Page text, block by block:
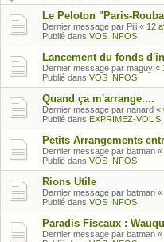
Le Peloton "Paris-
Dernier message par Pili « 12
Publié dans VOS INFOS
Lancement du fonds
Dernier message par maguy «
Publié dans VOS INFOS
Quand ça m'arrange....
Dernier message par nanard «
Publié dans EXPRIMEZ-VOUS !
Petits Arrangements
Dernier message par batman «
Publié dans VOS INFOS
Rions Utile
Dernier message par batman «
Publié dans VOS INFOS
Paradis Fiscaux :
Dernier message par batman «